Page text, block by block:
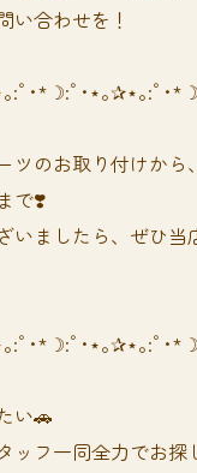
い合わせを！
:ﾟ･*☽:ﾟ･⋆｡✰⋆｡:ﾟ･
ツのお取り付けから
で❣️
いましたら、ぜひ当
:ﾟ･*☽:ﾟ･⋆｡✰⋆｡:ﾟ･
い🚗
ッフ一同全力でお探